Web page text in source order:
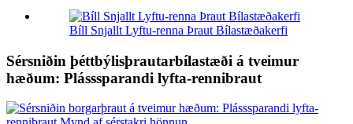
Bíll Snjallt Lyftu-renna Þraut Bílastæðakerfi
Sérsniðin þéttbýlisþrautarbílastæði á tveimur
hæðum: Plásssparandi lyfta-rennibraut